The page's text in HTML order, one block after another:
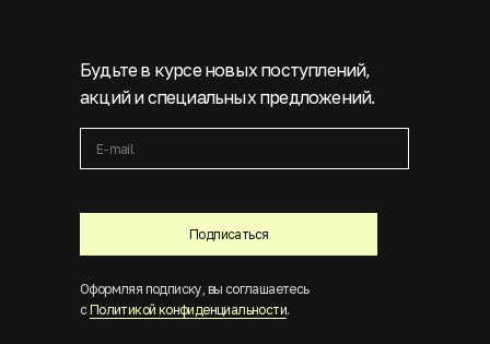
Подписаться
Будьте в курсе новых поступлений,
акций и специальных предложений.
Оформляя подписку, вы соглашаетесь
с Политикой конфиденциальности.